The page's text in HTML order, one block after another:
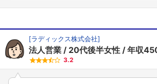
[ラディックス株式会社]
法人営業 20代後半女性 年収
3.2